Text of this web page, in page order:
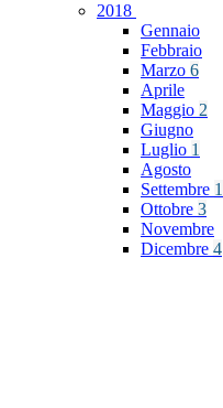
2018
Gennaio
Febbraio
Marzo 6
Aprile
Maggio 2
Giugno
Luglio 1
Agosto
Settembre 1
Ottobre 3
Novembre
Dicembre 4